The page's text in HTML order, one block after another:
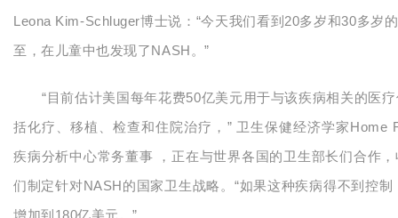
Leona Kim-Schluger博士说：“今天我们看到20多岁和30多岁
至，在儿童中也发现了NASH。”
“目前估计美国每年花费50亿美元用于与该疾病相关的医
括化疗、移植、检查和住院治疗，” 卫生保健经济学家Home
疾病分析中心常务董事 ，正在与世界各国的卫生部长们合作
们制定针对NASH的国家卫生战略。“如果这种疾病得不到控
增加到180亿美元。”